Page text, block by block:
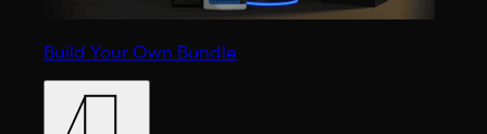
Build Your Own Bundle